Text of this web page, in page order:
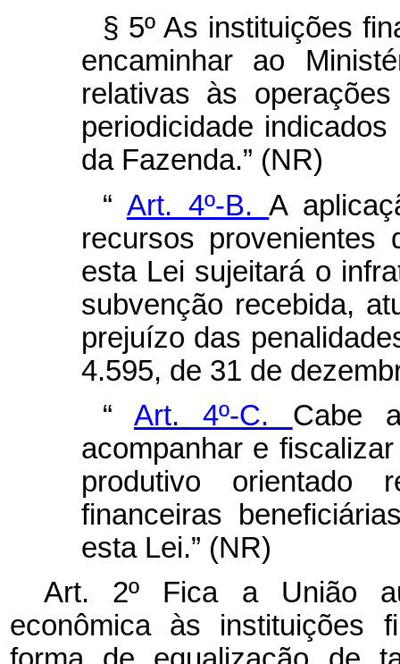
§ 5º As instituições
encaminhar ao
relativas às
periodicidade
da Fazenda.” (NR)
“ Art. 4º-B.A
recursos
esta Lei sujeitará o
subvenção recebida,
prejuízo das
4.595, de 31 de
“ Art. 4º-C. Cabe
acompanhar e
produtivo orientado
financeiras
esta Lei.” (NR)
Art. 2º Fica a União
econômica às instituições